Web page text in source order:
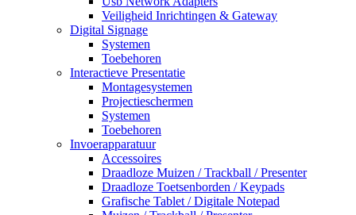
Veiligheid Inrichtingen & Gateway
Digital Signage
Systemen
Toebehoren
Interactieve Presentatie
Montagesystemen
Projectieschermen
Systemen
Toebehoren
Invoerapparatuur
Accessoires
Draadloze Muizen / Trackball / Presenter
Draadloze Toetsenborden / Keypads
Grafische Tablet / Digitale Notepad